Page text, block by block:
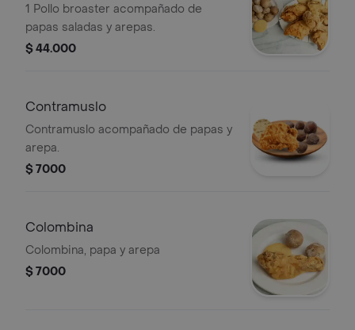
1 Pollo broaster acompañado de
papas saladas y arepas.
$ 44.000
Contramuslo
Contramuslo acompañado de papas y
arepa.
$ 7000
Colombina
Colombina, papa y arepa
$ 7000